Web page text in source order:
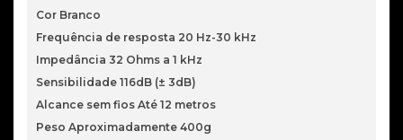
Cor Branco
Frequência de resposta 20 Hz-30 kHz
Impedância 32 Ohms a 1 kHz
Sensibilidade 116dB (± 3dB)
Alcance sem fios Até 12 metros
Peso Aproximadamente 400g